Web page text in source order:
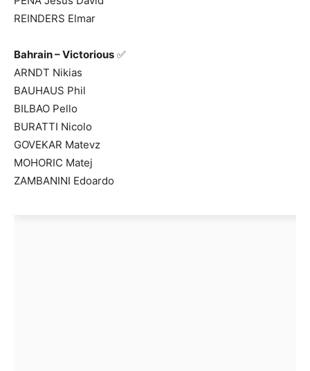
REINDERS Elmar
Bahrain – Victorious ✅
ARNDT Nikias
BAUHAUS Phil
BILBAO Pello
BURATTI Nicolo
GOVEKAR Matevz
MOHORIC Matej
ZAMBANINI Edoardo